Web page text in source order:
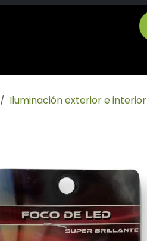
Iluminación exterior e interior